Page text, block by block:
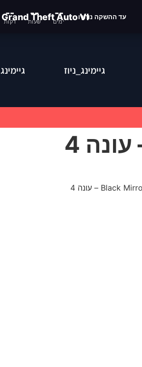
עד ההשקה נותרוGrand Theft Auto VI
--
ימים
--
שעות
--
דקות
גיימינג_ניוז גיימינג